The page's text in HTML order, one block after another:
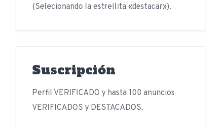
(Selecionando la estrellita «destacar»).
Suscripción
Perfil VERIFICADO y hasta 100 anuncios
VERIFICADOS y DESTACADOS.